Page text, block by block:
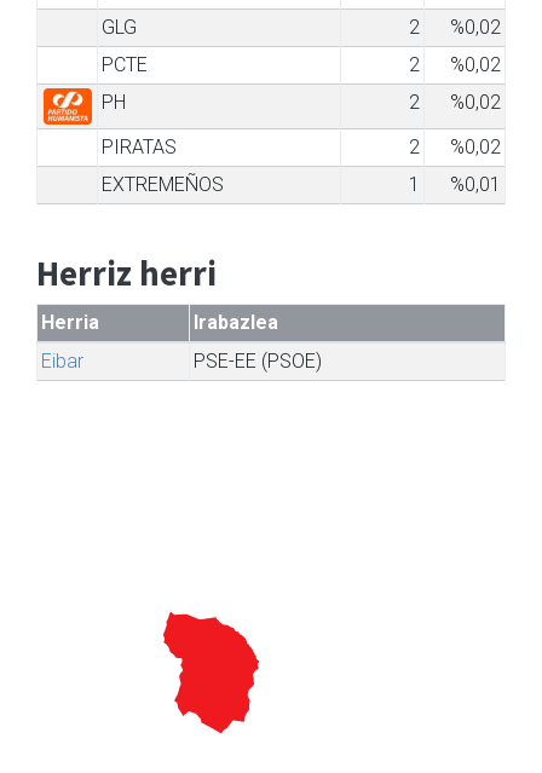
GLG
2
%0,02
PCTE
2
%0,02
PH
2
%0,02
PIRATAS
2
%0,02
EXTREMEÑOS
1 %0,01
Herriz herri
Herria
Irabazlea
Eibar
PSE-EE (PSOE)